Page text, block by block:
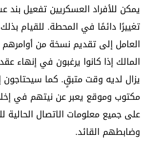
يمكن للأفراد العسكريين تفعيل بند
تغييرًا دائمًا في المحطة. للقيام
العامل إلى تقديم نسخة من
المالك إذا كانوا يرغبون في إنهاء
يزال لديه وقت متبقٍ. كما سيحتاجون
مكتوب وموقع يعبر عن نيتهم في
على جميع معلومات الاتصال
وضابطهم القائد.